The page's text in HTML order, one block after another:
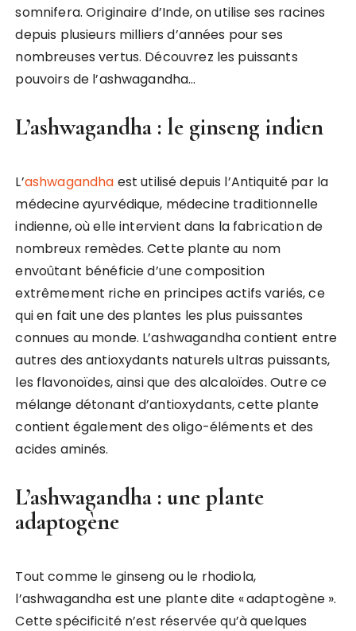
somnifera. Originaire d’Inde, on utilise ses racines
depuis plusieurs milliers d’années pour ses
nombreuses vertus. Découvrez les puissants
pouvoirs de l’ashwagandha…
L’ashwagandha : le ginseng indien
L’ashwagandha est utilisé depuis l’Antiquité par la
médecine ayurvédique, médecine traditionnelle
indienne, où elle intervient dans la fabrication de
nombreux remèdes. Cette plante au nom
envoûtant bénéficie d’une composition
extrêmement riche en principes actifs variés, ce
qui en fait une des plantes les plus puissantes
connues au monde. L’ashwagandha contient entre
autres des antioxydants naturels ultras puissants,
les flavonoïdes, ainsi que des alcaloïdes. Outre ce
mélange détonant d’antioxydants, cette plante
contient également des oligo-éléments et des
acides aminés.
L’ashwagandha : une plante
adaptogène
Tout comme le ginseng ou le rhodiola,
l’ashwagandha est une plante dite « adaptogène ».
Cette spécificité n’est réservée qu’à quelques